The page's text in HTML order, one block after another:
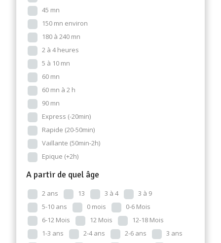
45 mn
150 mn environ
180 à 240 mn
2 à 4 heures
5 à 10 mn
60 mn
60 mn à 2 h
90 mn
Express (-20min)
Rapide (20-50min)
Vaillante (50min-2h)
Epique (+2h)
A partir de quel âge
2 ans 13 3 à 4
3 à 9
5-10 ans
0 mois
0-6 Mois
6-12 Mois
12 Mois
12-18 Mois
1-3 ans
2-4 ans 2-6 ans
3 ans